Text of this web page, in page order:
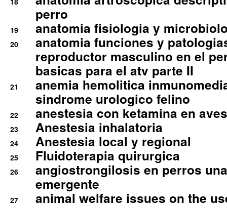
perro
19 anatomia fisiologia y
20
anatomia funciones y
reproductor masculino en el
basicas para el atv parte II
21
anemia hemolitica
sindrome urologico felino
22 anestesia con ketamina en
23 Anestesia inhalatoria
24 Anestesia local y regional
25 Fluidoterapia quirurgica
26
angiostrongilosis en perros
emergente
27
animal welfare issues on the